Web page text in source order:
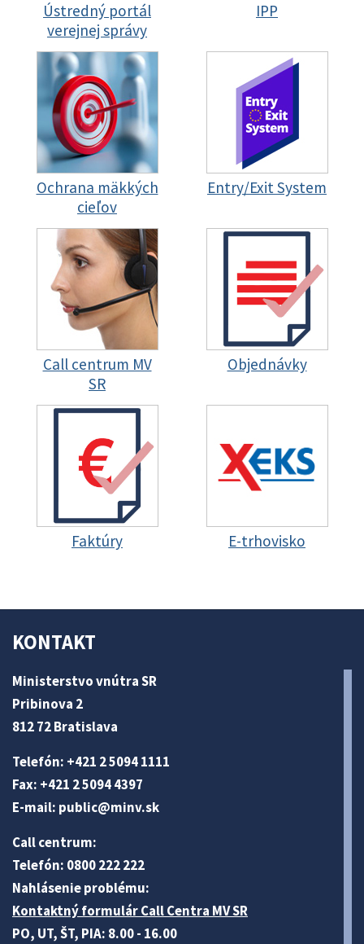
Ústredný portál
verejnej správy
IPP
Ochrana mäkkých
cieľov
Entry/Exit System
Call centrum MV
SR
Objednávky
Faktúry E-trhovisko
KONTAKT
Ministerstvo vnútra SR
Pribinova 2
812 72 Bratislava
Telefón: +421 2 5094 1111
Fax: +421 2 5094 4397
E-mail: public@minv.sk
Call centrum:
Telefón: 0800 222 222
Nahlásenie problému:
Kontaktný formulár Call Centra MV SR
PO, UT, ŠT, PIA: 8.00 - 16.00